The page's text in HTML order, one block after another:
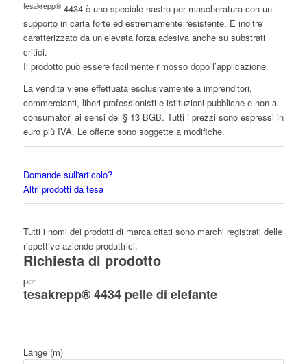
tesakrepp®4434 è uno speciale nastro per mascheratura con un
supporto in carta forte ed estremamente resistente. È inoltre
caratterizzato da un’elevata forza adesiva anche su substrati
critici.
Il prodotto può essere facilmente rimosso dopo l’applicazione.
La vendita viene effettuata esclusivamente a imprenditori,
commercianti, liberi professionisti e istituzioni pubbliche e non a
consumatori ai sensi del § 13 BGB. Tutti i prezzi sono espressi in
euro più IVA. Le offerte sono soggette a modifiche.
Domande sull'articolo?
Altri prodotti da tesa
Tutti i nomi dei prodotti di marca citati sono marchi registrati delle
rispettive aziende produttrici.
Richiesta di prodotto
per
tesakrepp® 4434 pelle di elefante
Länge (m)